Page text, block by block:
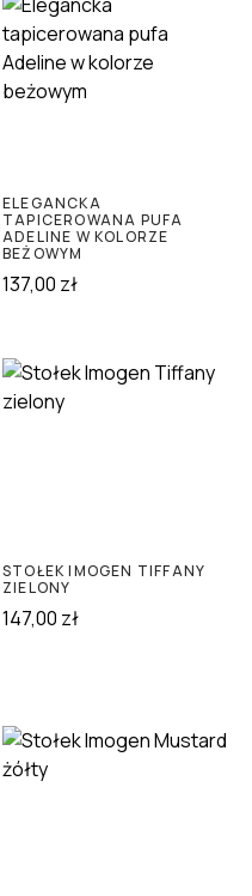
ELEGANCKA
TAPICEROWANA PUFA
ADELINE W KOLORZE
BEŻOWYM
137,00 zł
STOŁEK IMOGEN TIFFANY
ZIELONY
147,00 zł